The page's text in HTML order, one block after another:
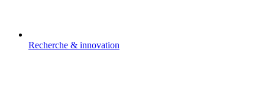
Recherche & innovation